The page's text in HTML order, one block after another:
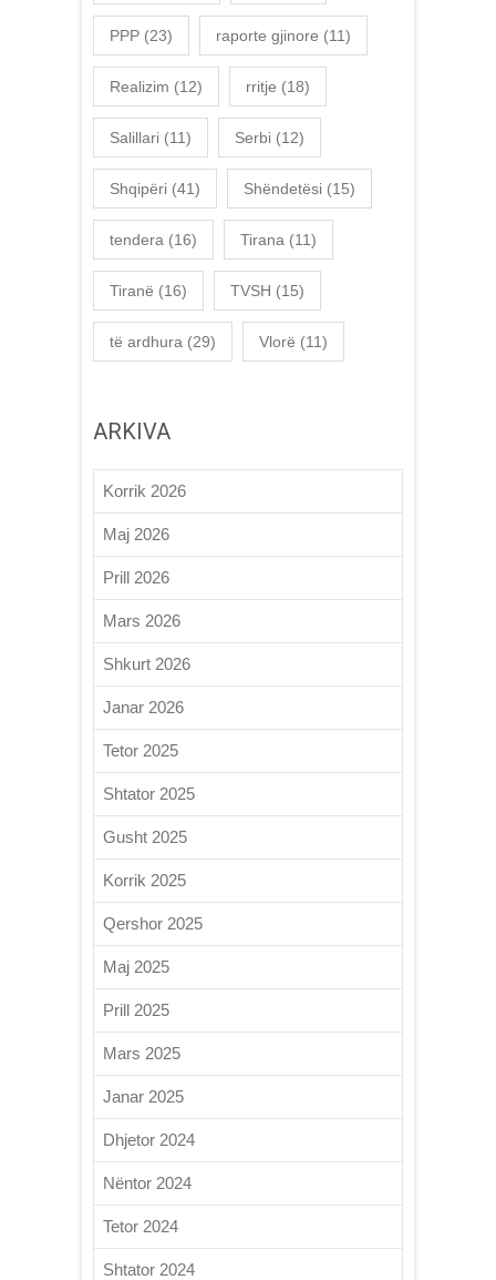
PPP (23) raporte gjinore (11)
Realizim (12) rritje (18)
Salillari (11) Serbi (12)
Shqipëri (41) Shëndetësi (15)
tendera (16) Tirana (11)
Tiranë (16) TVSH (15)
të ardhura (29) Vlorë (11)
ARKIVA
Korrik 2026
Maj 2026
Prill 2026
Mars 2026
Shkurt 2026
Janar 2026
Tetor 2025
Shtator 2025
Gusht 2025
Korrik 2025
Qershor 2025
Maj 2025
Prill 2025
Mars 2025
Janar 2025
Dhjetor 2024
Nëntor 2024
Tetor 2024
Shtator 2024